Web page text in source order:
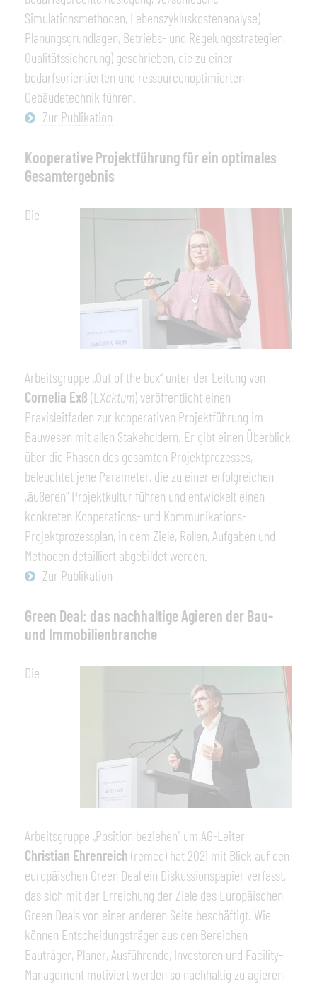
Simulationsmethoden, Lebenszykluskostenanalyse)
Planungsgrundlagen, Betriebs- und Regelungsstrategien,
Qualitätssicherung) geschrieben, die zu einer
bedarfsorientierten und ressourcenoptimierten
Gebäudetechnik führen.
Zur Publikation
Kooperative Projektführung für ein optimales
Gesamtergebnis
Die
Arbeitsgruppe „Out of the box“ unter der Leitung von
Cornelia Exß (EXaktum) veröffentlicht einen
Praxisleitfaden zur kooperativen Projektführung im
Bauwesen mit allen Stakeholdern. Er gibt einen Überblick
über die Phasen des gesamten Projektprozesses,
beleuchtet jene Parameter, die zu einer erfolgreichen
„äußeren“ Projektkultur führen und entwickelt einen
konkreten Kooperations- und Kommunikations-
Projektprozessplan, in dem Ziele, Rollen, Aufgaben und
Methoden detailliert abgebildet werden.
Zur Publikation
Green Deal: das nachhaltige Agieren der Bau-
und Immobilienbranche
Die
Arbeitsgruppe „Position beziehen“ um AG-Leiter
Christian Ehrenreich (remco) hat 2021 mit Blick auf den
europäischen Green Deal ein Diskussionspapier verfasst,
das sich mit der Erreichung der Ziele des Europäischen
Green Deals von einer anderen Seite beschäftigt. Wie
können Entscheidungsträger aus den Bereichen
Bauträger, Planer, Ausführende, Investoren und Facility-
Management motiviert werden so nachhaltig zu agieren,